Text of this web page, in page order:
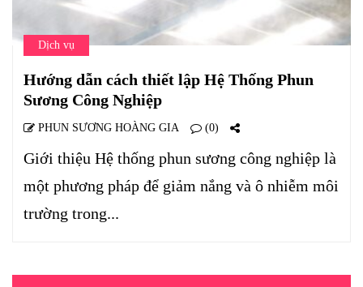
Dịch vụ
Hướng dẫn cách thiết lập Hệ Thống Phun
Sương Công Nghiệp
PHUN SƯƠNG HOÀNG GIA (0)
Giới thiệu Hệ thống phun sương công nghiệp là
một phương pháp để giảm nắng và ô nhiễm môi
trường trong...